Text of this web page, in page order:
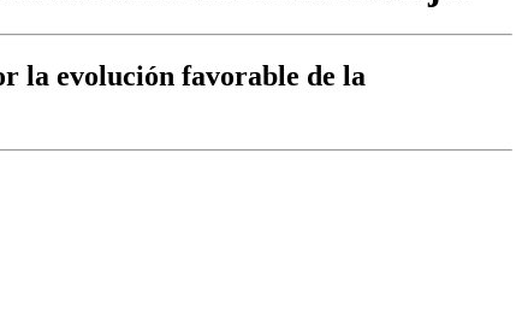
la evolución favorable de la